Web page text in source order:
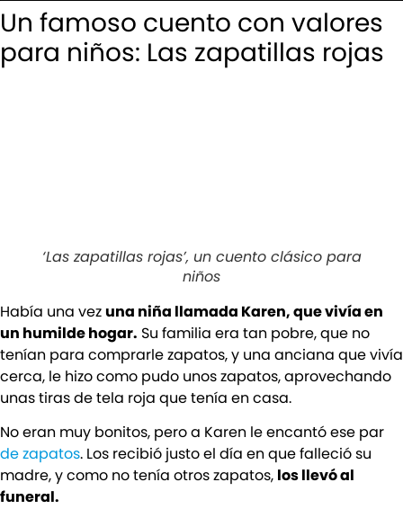
Un famoso cuento con valores
para niños: Las zapatillas rojas
‘Las zapatillas rojas’, un cuento clásico para
niños
Había una vezuna niña llamada Karen, que vivía en
un humilde hogar. Su familia era tan pobre, que no
tenían para comprarle zapatos, y una anciana que vivía
cerca, le hizo como pudo unos zapatos, aprovechando
unas tiras de tela roja que tenía en casa.
No eran muy bonitos, pero a Karen le encantó ese par
de zapatos. Los recibió justo el día en que falleció su
madre, y como no tenía otros zapatos, los llevó al
funeral.